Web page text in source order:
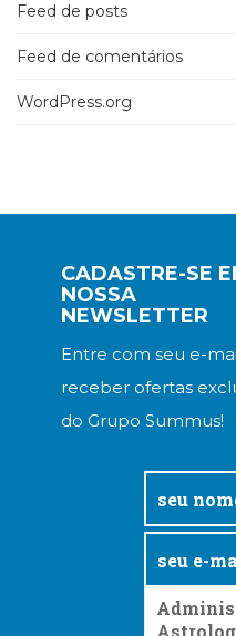
Feed de posts
Feed de comentários
WordPress.org
CADASTRE-SE
NOSSA
NEWSLETTER
Entre com seu e-
receber ofertas
do Grupo Summus!